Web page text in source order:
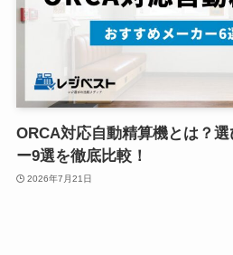
ORCA対応自動精算機とは？
ー9選を徹底比較！
2026年7月21日